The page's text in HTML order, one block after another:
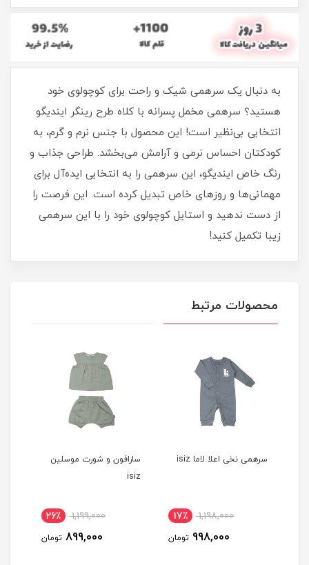
به دنبال یک سرهمی شیک و راحت برای کوچولوی خود
هستید؟ سرهمی مخمل پسرانه با کلاه طرح رینگر ایندیگو
انتخابی بی‌نظیر است! این محصول با جنس نرم و گرم، به
کودکتان احساس نرمی و آرامش می‌بخشد. طراحی جذاب و
رنگ خاص ایندیگو، این سرهمی را به انتخابی ایده‌آل برای
مهمانی‌ها و روزهای خاص تبدیل کرده است. این فرصت را
از دست ندهید و استایل کوچولوی خود را با این سرهمی
زیبا تکمیل کنید!
محصولات مرتبط
سرهمی نخی اعلا لاما isiz
1,198,000 17٪
998,000 تومان
سارافون و شورت موسلین
isiz
1,199,000 26٪
899,000 تومان